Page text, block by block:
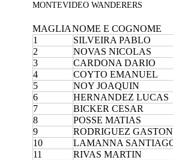
MONTEVIDEO WANDERERS
MAGLIANOME E COGNOME
1
SILVEIRA PABLO
2
NOVAS NICOLAS
3
CARDONA DARIO
4
COYTO EMANUEL
5
NOY JOAQUIN
6
HERNANDEZ LUCAS
7
BICKER CESAR
8
POSSE MATIAS
9
RODRIGUEZ GASTON
10
LAMANNA
11
RIVAS MARTIN